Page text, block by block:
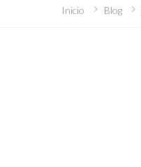
Inicio Blog